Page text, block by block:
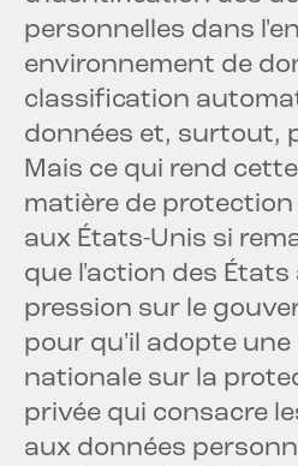
personnelles dans
environnement de
classification
données et, surtout,
Mais ce qui rend
matière de protection
aux États-Unis si
que l'action des États
pression sur le
pour qu'il adopte une
nationale sur la
privée qui consacre
aux données